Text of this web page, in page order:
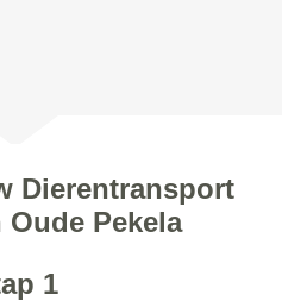
Dierentransport
Pekela
1